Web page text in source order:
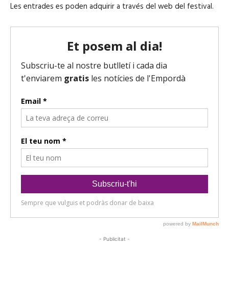
Les entrades es poden adquirir a través del web del festival.
- Publicitat -